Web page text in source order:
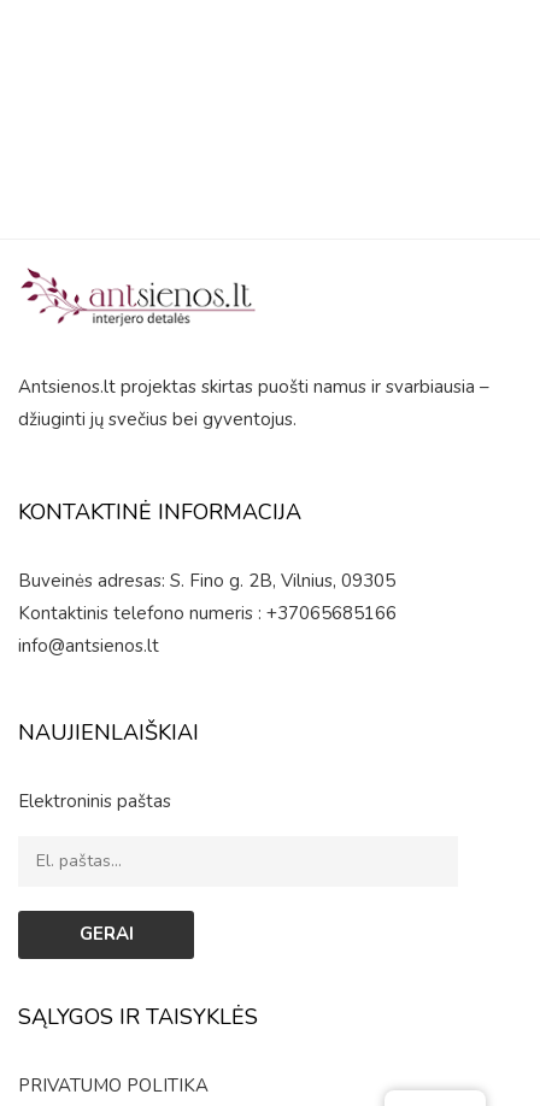
Antsienos.lt projektas skirtas puošti namus ir svarbiausia –
džiuginti jų svečius bei gyventojus.
KONTAKTINĖ INFORMACIJA
Buveinės adresas: S. Fino g. 2B, Vilnius, 09305
Kontaktinis telefono numeris : +37065685166
info@antsienos.lt
NAUJIENLAIŠKIAI
Elektroninis paštas
SĄLYGOS IR TAISYKLĖS
PRIVATUMO POLITIKA